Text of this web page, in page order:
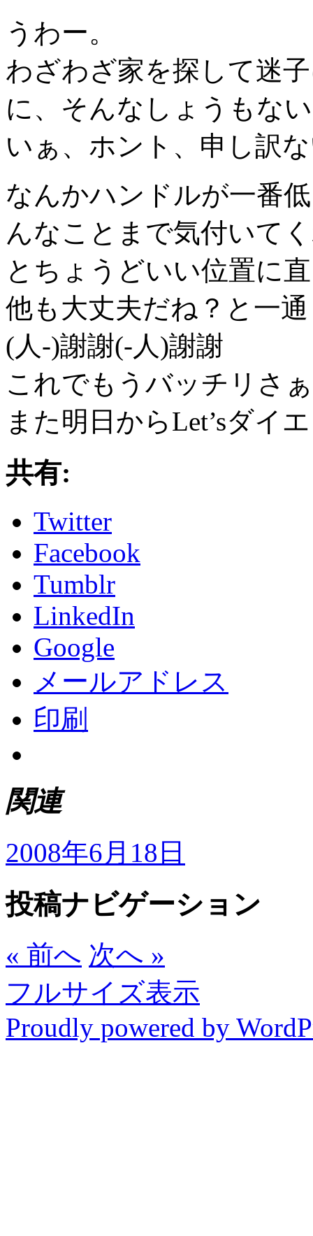
うわー。
わざわざ家を探して迷
に、そんなしょうもな
いぁ、ホント、申し訳
なんかハンドルが一番
んなことまで気付いて
とちょうどいい位置に
他も大丈夫だね？と一
(人-)謝謝(-人)謝謝
これでもうバッチリさ
また明日からLet’sダイ
共有:
Twitter
Facebook
Tumblr
LinkedIn
Google
メールアドレス
印刷
関連
2008年6月18日
投稿ナビゲーション
« 前へ 次へ »
フルサイズ表示
Proudly powered by